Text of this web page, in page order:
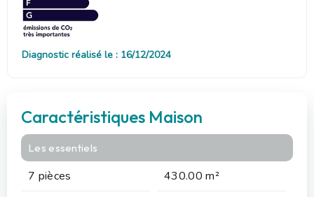
Diagnostic réalisé le : 16/12/2024
Caractéristiques Maison
Les essentiels
7 pièces
430.00 m²